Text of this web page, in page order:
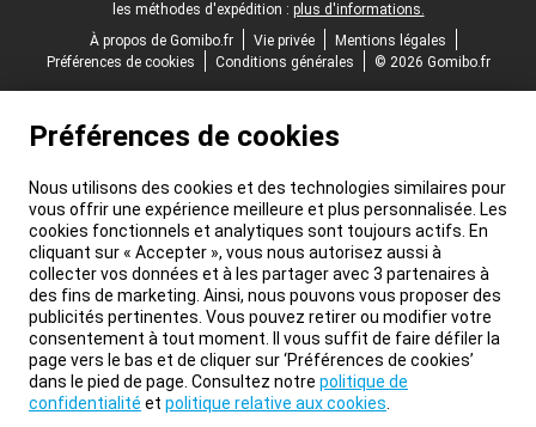
les méthodes d'expédition : plus d'informations.
À propos de Gomibo.fr
Vie privée
Mentions légales
Préférences de cookies
Conditions générales © 2026 Gomibo.fr
Préférences de cookies
Nous utilisons des cookies et des technologies similaires pour
vous offrir une expérience meilleure et plus personnalisée. Les
cookies fonctionnels et analytiques sont toujours actifs. En
cliquant sur « Accepter », vous nous autorisez aussi à
collecter vos données et à les partager avec 3 partenaires à
des fins de marketing. Ainsi, nous pouvons vous proposer des
publicités pertinentes. Vous pouvez retirer ou modifier votre
consentement à tout moment. Il vous suffit de faire défiler la
page vers le bas et de cliquer sur ‘Préférences de cookies’
dans le pied de page. Consultez notre politique de
confidentialité et politique relative aux cookies